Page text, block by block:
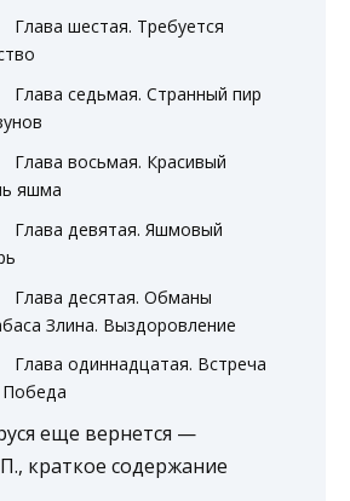
Глава шестая. Требуется
Глава седьмая. Странный пир
Глава восьмая. Красивый
яшма
Глава девятая. Яшмовый
Глава десятая. Обманы
Злина. Выздоровление
Глава одиннадцатая. Встреча
еще вернется —
краткое содержание